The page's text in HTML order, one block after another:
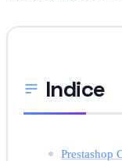
Indice
Prestashop